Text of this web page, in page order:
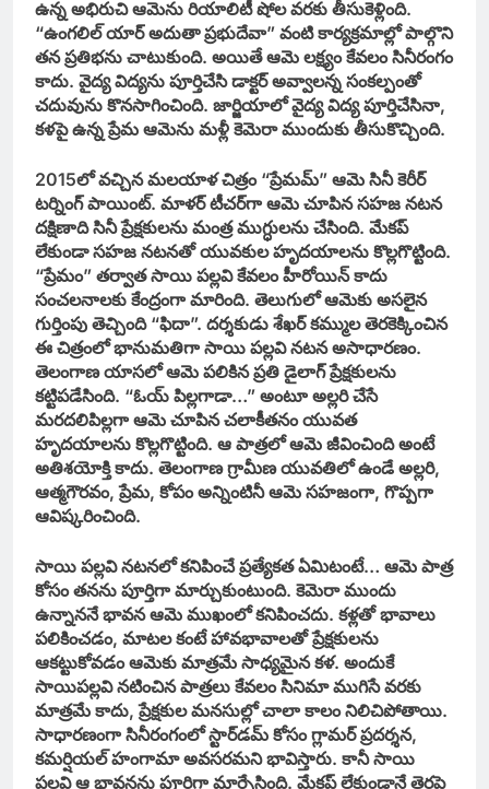
ఉన్న అభిరుచి ఆమెను రియాలిటీ షోల వరకు తీసుకెళ్లింది.
“ఉంగలిల్ యార్ అదుతా ప్రభుదేవా” వంటి కార్యక్రమాల్లో పాల్గొని
తన ప్రతిభను చాటుకుంది. అయితే ఆమె లక్ష్యం కేవలం సినీరంగం
కాదు. వైద్య విద్యను పూర్తిచేసి డాక్టర్‌ అవ్వాలన్న సంకల్పంతో
చదువును కొనసాగించింది. జార్జియాలో వైద్య విద్య పూర్తిచేసినా,
కళపై ఉన్న ప్రేమ ఆమెను మళ్లీ కెమెరా ముందుకు తీసుకొచ్చింది.
2015లో వచ్చిన మలయాళ చిత్రం “ప్రేమమ్” ఆమె సినీ కెరీర్
టర్నింగ్ పాయింట్. మాళర్‌ టీచర్‌గా ఆమె చూపిన సహజ నటన
దక్షిణాది సినీ ప్రేక్షకులను మంత్ర ముగ్ధులను చేసింది. మేకప్‌
లేకుండా సహజ నటనతో యువకుల హృదయాలను కొల్లగొట్టింది.
“ప్రేమం” తర్వాత సాయి పల్లవి కేవలం హీరోయిన్‌ కాదు
సంచలనాలకు కేంద్రంగా మారింది. తెలుగులో ఆమెకు అసలైన
గుర్తింపు తెచ్చింది “ఫిదా”. దర్శకుడు శేఖర్ కమ్ముల తెరకెక్కించిన
ఈ చిత్రంలో భానుమతిగా సాయి పల్లవి నటన అసాధారణం.
తెలంగాణ యాసలో ఆమె పలికిన ప్రతి డైలాగ్‌ ప్రేక్షకులను
కట్టిపడేసింది. “ఓయ్ పిల్లగాడా…” అంటూ అల్లరి చేసే
మరదలిపిల్లగా ఆమె చూపిన చలాకీతనం యువత
హృదయాలను కొల్లగొట్టింది. ఆ పాత్రలో ఆమె జీవించింది అంటే
అతిశయోక్తి కాదు. తెలంగాణ గ్రామీణ యువతిలో ఉండే అల్లరి,
ఆత్మగౌరవం, ప్రేమ, కోపం అన్నింటినీ ఆమె సహజంగా, గొప్పగా
ఆవిష్కరించింది.
సాయి పల్లవి నటనలో కనిపించే ప్రత్యేకత ఏమిటంటే… ఆమె పాత్ర
కోసం తనను పూర్తిగా మార్చుకుంటుంది. కెమెరా ముందు
ఉన్నాననే భావన ఆమె ముఖంలో కనిపించదు. కళ్లతో భావాలు
పలికించడం, మాటల కంటే హావభావాలతో ప్రేక్షకులను
ఆకట్టుకోవడం ఆమెకు మాత్రమే సాధ్యమైన కళ. అందుకే
సాయిపల్లవి నటించిన పాత్రలు కేవలం సినిమా ముగిసే వరకు
మాత్రమే కాదు, ప్రేక్షకుల మనసుల్లో చాలా కాలం నిలిచిపోతాయి.
సాధారణంగా సినీరంగంలో స్టార్‌డమ్‌ కోసం గ్లామర్‌ ప్రదర్శన,
కమర్షియల్‌ హంగామా అవసరమని భావిస్తారు. కానీ సాయి
పల్లవి ఆ భావనను పూర్తిగా మార్చేసింది. మేకప్‌ లేకుండానే తెరపై